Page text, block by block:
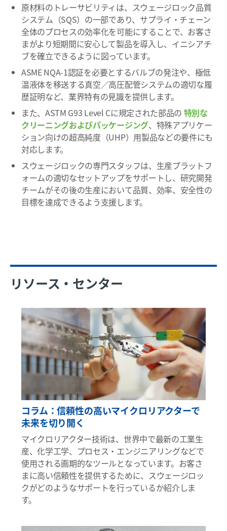
原材料のトレーサビリティは、スウェージロック品質
システム（SQS）の一部であり、サプライ・チェーン
全体のプロセスの効率化を可能にすることで、お客さ
まがより短期間に安心して製品を導入し、イニシアチ
ブを確立できるように図っています。
ASME NQA-1認証を必要とするバルブの発注や、極低
温液体を移送する真空／高圧配管システムの適切な履
歴証明など、業界特有の見識を提供します。
また、ASTM G93 Level Cに規定された部品の 特別な
クリーニングおよびパッケージング、特殊アプリケー
ション向けの超高純度（UHP）用製品などの要件にも
対応します。
スウェージロックの専門スタッフは、生産プラットフ
ォームの適切なセットアップをサポートし、研究開発
チームがその後の生産において品質、効率、安全性の
目標を達成できるよう支援します。
リソース・センター
コラム：信頼性の高いマイクロリアクターで
未来を切り開く
マイクロリアクター技術は、世界中で最新の工業生
産、化学工学、プロセス・エンジニアリングなどで
使用される画期的なツールとなっています。お客さ
まに高い信頼性を提供するために、スウェージロッ
クがどのようなサポートを行っているか紹介しま
す。